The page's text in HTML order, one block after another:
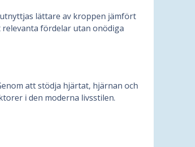
lättare av kroppen jämfört
fördelar utan onödiga
att stödja hjärtat, hjärnan och
i den moderna livsstilen.